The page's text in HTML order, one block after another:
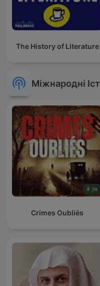
The History of Literature
Міжнародні
Crimes Oubliés